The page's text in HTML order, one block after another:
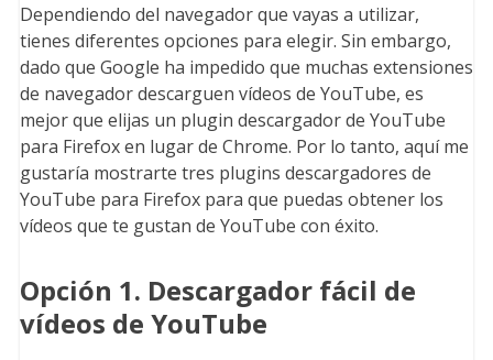
Dependiendo del navegador que vayas a utilizar,
tienes diferentes opciones para elegir. Sin embargo,
dado que Google ha impedido que muchas extensiones
de navegador descarguen vídeos de YouTube, es
mejor que elijas un plugin descargador de YouTube
para Firefox en lugar de Chrome. Por lo tanto, aquí me
gustaría mostrarte tres plugins descargadores de
YouTube para Firefox para que puedas obtener los
vídeos que te gustan de YouTube con éxito.
Opción 1. Descargador fácil de
vídeos de YouTube